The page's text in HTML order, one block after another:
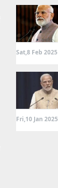
Sat,8 Feb 2025
Fri,10 Jan 2025